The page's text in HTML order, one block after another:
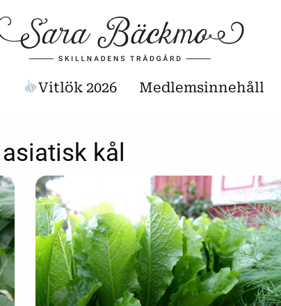
Vitlök 2026 Medlemsinnehåll
asiatisk kål